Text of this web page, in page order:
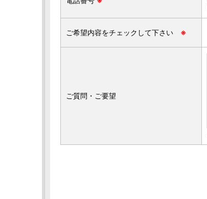
ご希望内容をチェックして下さい ※
ご質問・ご要望